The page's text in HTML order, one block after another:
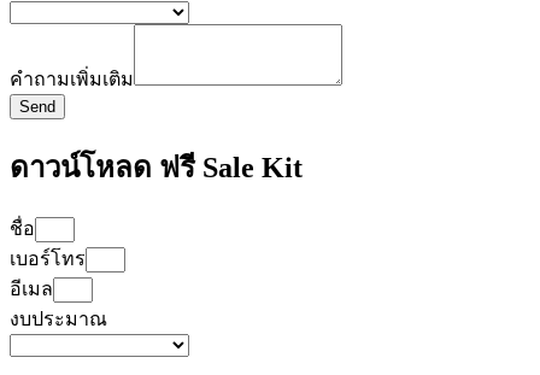
คำถามเพิ่มเติม
Send
ดาวน์โหลด ฟรี Sale Kit
ชื่อ
เบอร์โทร
อีเมล
งบประมาณ